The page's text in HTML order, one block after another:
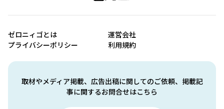
取材やメディア掲載、広告出稿に関してのご依頼、掲載記
事に関するお問合せはこちら
ゼロニィゴとは
運営会社
プライバシーポリシー
利用規約